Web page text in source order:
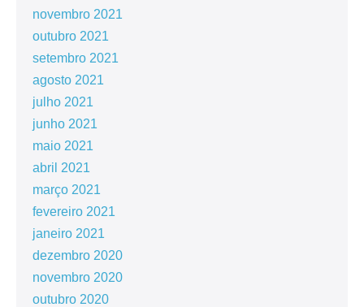
novembro 2021
outubro 2021
setembro 2021
agosto 2021
julho 2021
junho 2021
maio 2021
abril 2021
março 2021
fevereiro 2021
janeiro 2021
dezembro 2020
novembro 2020
outubro 2020